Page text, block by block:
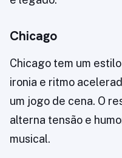
Chicago
Chicago tem um
ironia e ritmo
um jogo de cena. O
alterna tensão e
musical.